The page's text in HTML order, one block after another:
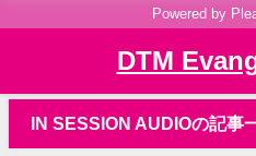
Powered by
DTM
IN SESSION AUDIOの記事